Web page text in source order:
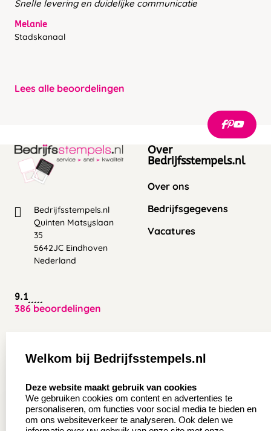
Snelle levering en duidelijke communicatie
Melanie
Stadskanaal
Lees alle beoordelingen
Bedrijfsstempels.nl
Quinten Matsyslaan
35
5642JC Eindhoven
Nederland
9.1
386 beoordelingen
Over
Bedrijfsstempels.nl
Over ons
Bedrijfsgegevens
Vacatures
Aanvraag op maat
Wederverkoper
worden
Sale
Contact opnemen
Veel gestelde vragen
Retourneren
Welkom bij Bedrijfsstempels.nl
Deze website maakt gebruik van cookies
We gebruiken cookies om content en advertenties te
personaliseren, om functies voor social media te bieden en
om ons websiteverkeer te analyseren. Ook delen we